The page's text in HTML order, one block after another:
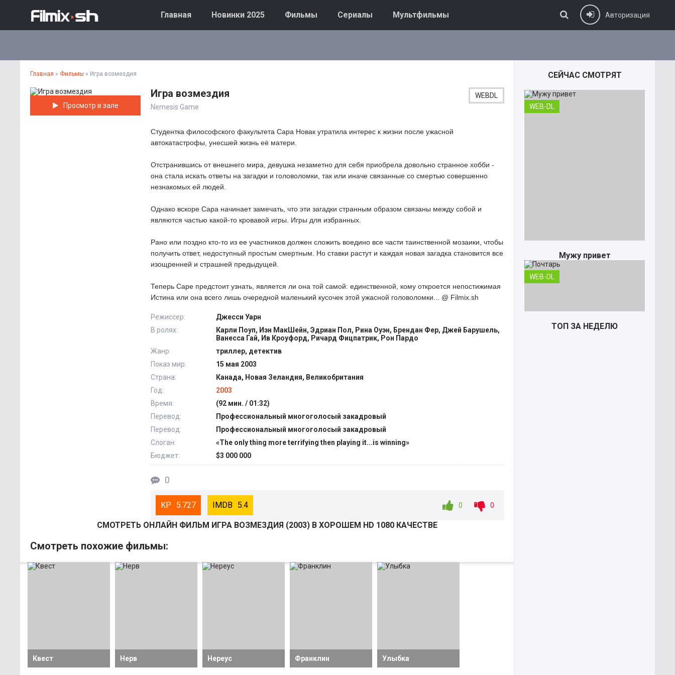
Главная Новинки 2025 Фильмы Сериалы Мультфильмы Авторизация
Главная » Фильмы » Игра возмездия
Просмотр в зале
Игра возмездия
Nemesis Game
WEBDL
Студентка философского факультета Сара Новак утратила интерес к жизни после ужасной
автокатастрофы, унесшей жизнь её матери.
Отстранившись от внешнего мира, девушка незаметно для себя приобрела довольно странное хобби -
она стала искать ответы на загадки и головоломки, так или иначе связанные со смертью совершенно
незнакомых ей людей.
Однако вскоре Сара начинает замечать, что эти загадки странным образом связаны между собой и
являются частью какой-то кровавой игры. Игры для избранных.
Рано или поздно кто-то из ее участников должен сложить воедино все части таинственной мозаики, чтобы
получить ответ, недоступный простым смертным. Но ставки растут и каждая новая загадка становится все
изощренней и страшней предыдущей.
Теперь Саре предстоит узнать, является ли она той самой: единственной, кому откроется непостижимая
Истина или она всего лишь очередной маленький кусочек этой ужасной головоломки... @ Filmix.sh
Режиссер:
Джесси Уарн
В ролях:
Карли Поуп, Иэн МакШейн, Эдриан Пол, Рина Оуэн, Брендан Фер, Джей Барушель,
Ванесса Гай, Ив Кроуфорд, Ричард Фицпатрик, Рон Пардо
Жанр:
триллер, детектив
Показ мир:
15 мая 2003
Страна:
Канада, Новая Зеландия, Великобритания
Год:
2003
Время:
(92 мин. / 01:32)
Перевод:
Профессиональный многоголосый закадровый
Перевод:
Профессиональный многоголосый закадровый
Слоган:
«The only thing more terrifying then playing it...is winning»
Бюджет:
$3 000 000
0
5.727 5.4 0 0
СМОТРEТЬ ОНЛАЙН ФИЛЬМ ИГРА ВОЗМЕЗДИЯ (2003) В ХОРОШЕМ HD 1080 КАЧЕСТВЕ
Смотрeть похожие фильмы:
Квест Нерв Нереус Франклин Улыбка
СЕЙЧАС СМОТРЯТ
WEB-DL
Мужу привет
WEB-DL
ТОП ЗА НЕДЕЛЮ